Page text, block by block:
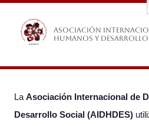
contenido
Asociación
Humanos y
La Asociación Internacional de
Desarrollo Social (AIDHDES)